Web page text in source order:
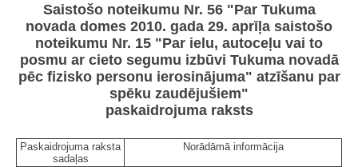
Saistošo noteikumu Nr. 56 "Par Tukuma
novada domes 2010. gada 29. aprīļa saistošo
noteikumu Nr. 15 "Par ielu, autoceļu vai to
posmu ar cieto segumu izbūvi Tukuma novadā
pēc fizisko personu ierosinājuma" atzīšanu par
spēku zaudējušiem"
paskaidrojuma raksts
Paskaidrojuma raksta
sadaļas
Norādāmā informācija